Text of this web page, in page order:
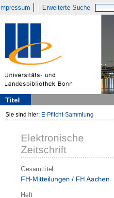
Impressum Erweiterte Suche
Titel
Sie sind hier: E-Pflicht-Sammlung
Elektronische
Zeitschrift
Gesamttitel
FH-Mitteilungen / FH Aachen
Heft